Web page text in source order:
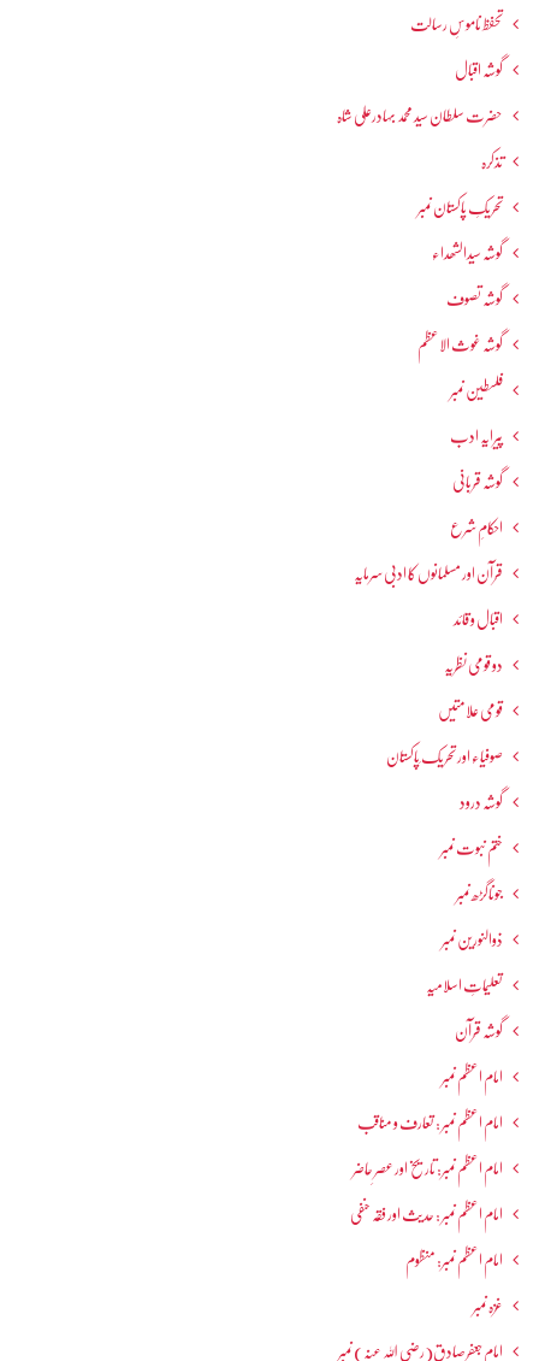
تحفظ ناموسِ رسالت
گوشہ اقبال
حضرت سلطان سید محمد بہادرعلی شاہ
تذکرہ
تحریکِ پاکستان نمبر
گوشہ سیدالشھداء
گوشہ تصوف
گوشہ غوث الاعظم
فلسطین نمبر
پیرایہ ادب
گوشہ قربانی
احکامِ شرع
قرآن اور مسلمانوں کا ادبی سرمایہ
اقبال و قائد
دو قومی نظریہ
قومی علامتیں
صوفیاء اور تحریک ِپاکستان
گوشہ درود
ختم نبوت نمبر
جوناگڑھ نمبر
ذوالنورین نمبر
تعلیماتِ اسلامیہ
گوشہ قرآن
امام اعظم نمبر
امام اعظم نمبر : تعارف و مناقب
امام اعظم نمبر: تاریخ اور عصرِ حاضر
امام اعظم نمبر : حدیث اور فقہ حنفی
امام اعظم نمبر: منظوم
غزہ نمبر
امام جعفرصادق(رضی اللہ عنہ) نمبر